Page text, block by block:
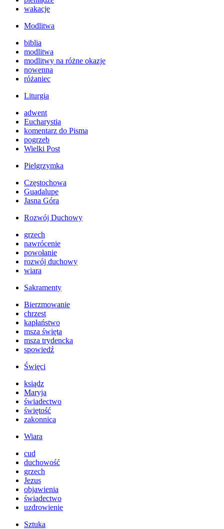
wakacje
Modlitwa
biblia
modlitwa
modlitwy na różne okazje
nowenna
różaniec
Liturgia
adwent
Eucharystia
komentarz do Pisma
pogrzeb
Wielki Post
Pielgrzymka
Częstochowa
Guadalupe
Jasna Góra
Rozwój Duchowy
grzech
nawrócenie
powołanie
rozwój duchowy
wiara
Sakramenty
Bierzmowanie
chrzest
kapłaństwo
msza święta
msza trydencka
spowiedź
Święci
ksiądz
Maryja
świadectwo
świętość
zakonnica
Wiara
cud
duchowość
grzech
Jezus
objawienia
świadectwo
uzdrowienie
Sztuka